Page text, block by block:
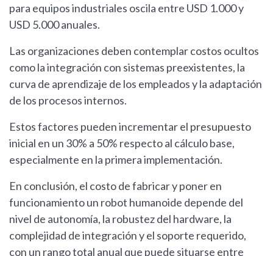
para equipos industriales oscila entre USD 1.000 y
USD 5.000 anuales.
Las organizaciones deben contemplar costos ocultos
como la integración con sistemas preexistentes, la
curva de aprendizaje de los empleados y la adaptación
de los procesos internos.
Estos factores pueden incrementar el presupuesto
inicial en un 30% a 50% respecto al cálculo base,
especialmente en la primera implementación.
En conclusión, el costo de fabricar y poner en
funcionamiento un robot humanoide depende del
nivel de autonomía, la robustez del hardware, la
complejidad de integración y el soporte requerido,
con un rango total anual que puede situarse entre